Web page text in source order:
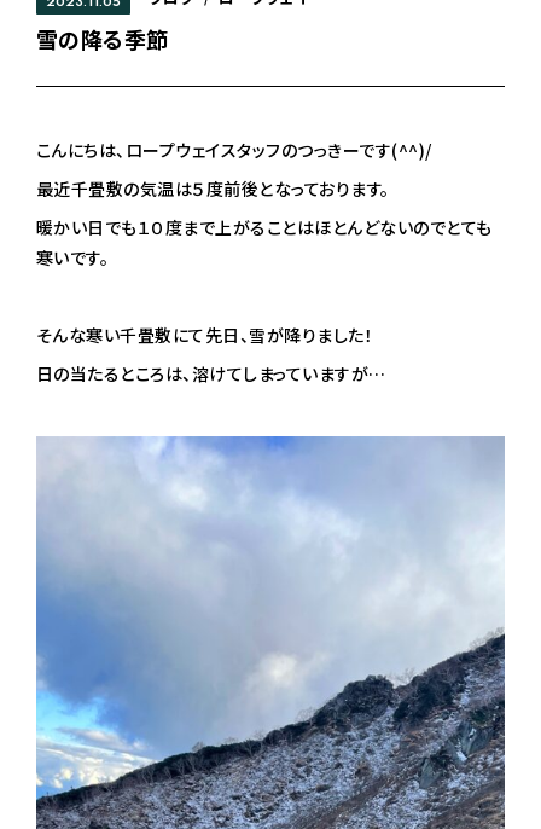
雪の降る季節
こんにちは、ロープウェイスタッフのつっきーです(^^)/
最近千畳敷の気温は５度前後となっております。
暖かい日でも１０度まで上がることはほとんどないのでとても
寒いです。
そんな寒い千畳敷にて先日、雪が降りました！
日の当たるところは、溶けてしまっていますが…